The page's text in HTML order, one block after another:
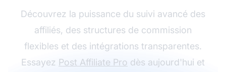
Découvrez la puissance du suivi avancé des
affiliés, des structures de commission
flexibles et des intégrations transparentes.
Essayez Post Affiliate Pro dès aujourd'hui et